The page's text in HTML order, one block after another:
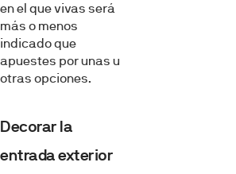
en el que vivas será
más o menos
indicado que
apuestes por unas u
otras opciones.
Decorar la
entrada exterior